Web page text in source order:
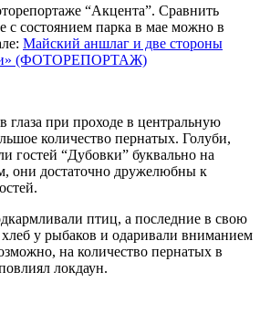
“Акцента”. Сравнить
состоянием парка в мае можно в
Майский аншлаг и две стороны
(ФОТОРЕПОРТАЖ)
глаза при проходе в центральную
количество пернатых. Голуби,
гостей “Дубовки” буквально на
они достаточно дружелюбны к
птиц, а последние в свою
у рыбаков и одаривали вниманием
на количество пернатых в
локдаун.